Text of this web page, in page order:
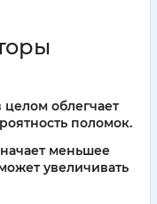
целом облегчает
поломок.
меньшее
увеличивать